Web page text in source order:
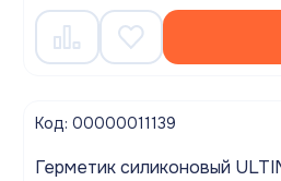
Код: 00000011139
Герметик силиконовый